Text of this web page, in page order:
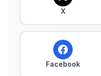
X
Facebook